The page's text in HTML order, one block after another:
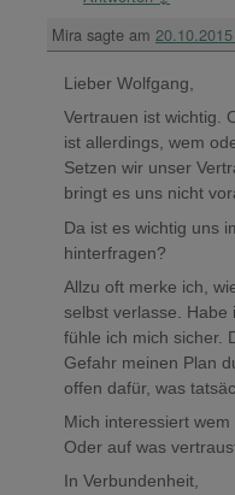
Mira sagte am
Lieber Wolfgang,
Vertrauen ist wichtig.
ist allerdings, wem
Setzen wir unser
bringt es uns nicht
Da ist es wichtig uns
hinterfragen?
Allzu oft merke ich,
selbst verlasse. Habe
fühle ich mich sicher.
Gefahr meinen Plan
offen dafür, was
Mich interessiert
Oder auf was
In Verbundenheit,